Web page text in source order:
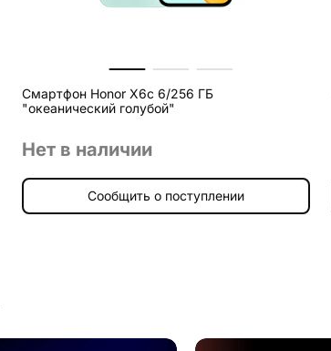
Смартфон Honor X6c 6/256 ГБ
"океанический голубой"
Нет в наличии
Сообщить о поступлении